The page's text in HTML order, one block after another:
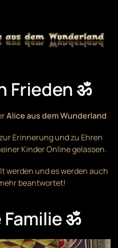
Frieden ॐ
Alice aus dem Wunderland
Erinnerung und zu Ehren
Kinder Online gelassen.
werden und es werden auch
beantwortet!
ॐ